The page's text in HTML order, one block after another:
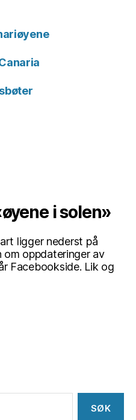
i solen»
ligger nederst på
om oppdateringer av
Facebookside. Lik og